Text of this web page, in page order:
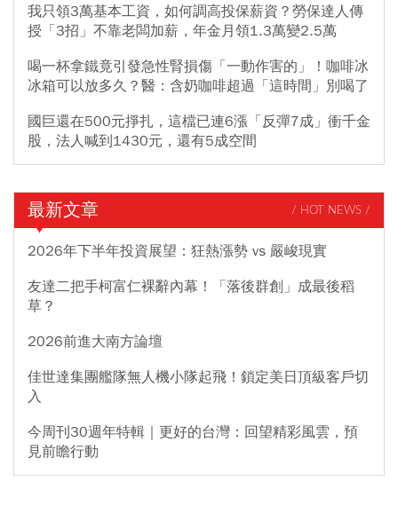
我只領3萬基本工資，如何調高投保薪資？勞保達人傳
授「3招」不靠老闆加薪，年金月領1.3萬變2.5萬
喝一杯拿鐵竟引發急性腎損傷「一動作害的」！咖啡冰
冰箱可以放多久？醫：含奶咖啡超過「這時間」別喝了
國巨還在500元掙扎，這檔已連6漲「反彈7成」衝千金
股，法人喊到1430元，還有5成空間
最新文章 / HOT NEWS /
2026年下半年投資展望：狂熱漲勢 vs 嚴峻現實
友達二把手柯富仁裸辭內幕！「落後群創」成最後稻
草？
2026前進大南方論壇
佳世達集團艦隊無人機小隊起飛！鎖定美日頂級客戶切
入
今周刊30週年特輯｜更好的台灣：回望精彩風雲，預
見前瞻行動